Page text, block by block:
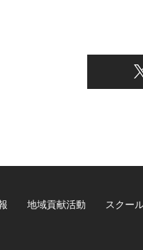
地域貢献活動 スクー